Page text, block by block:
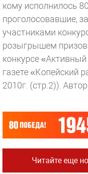
кому исполнилось
проголосовавшие,
участниками
розыгрышем
конкурсе
газете «Копейский
2010г. (стр.2)).
Читайте еще